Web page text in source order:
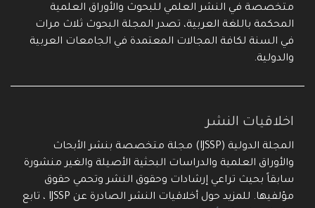
متخصصة في النشر العلمي للبحوث والأوراق العلمية
المحكمة باللغة العربية، تصدر المجلة البحوث ثلاث مرات
في السنة لكافة المجالات المعتمدة في الجامعات العربية
والدولية.
اخلاقيات النشر
المجلة الدولية (IJSSP) مجلة متخصصة بنشر الأبحاث
والأوراق العلمية والدراسات البحثية الأصيلة والغير منشورة
سابقاً بحيث تراعي إرشادات وحقوق النشر وتحمي حقوق
مؤلفيها. للمزيد حول أخلاقيات النشر الصادرة عن IJSSP ، تابع